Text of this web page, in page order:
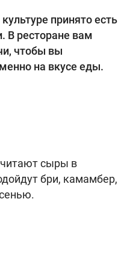
принято есть
В ресторане вам
чтобы вы
на вкусе еды.
сыры в
бри, камамбер,